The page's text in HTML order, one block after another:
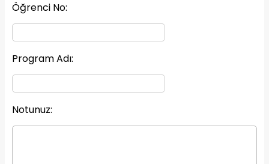
Öğrenci No:
Program Adı:
Notunuz: